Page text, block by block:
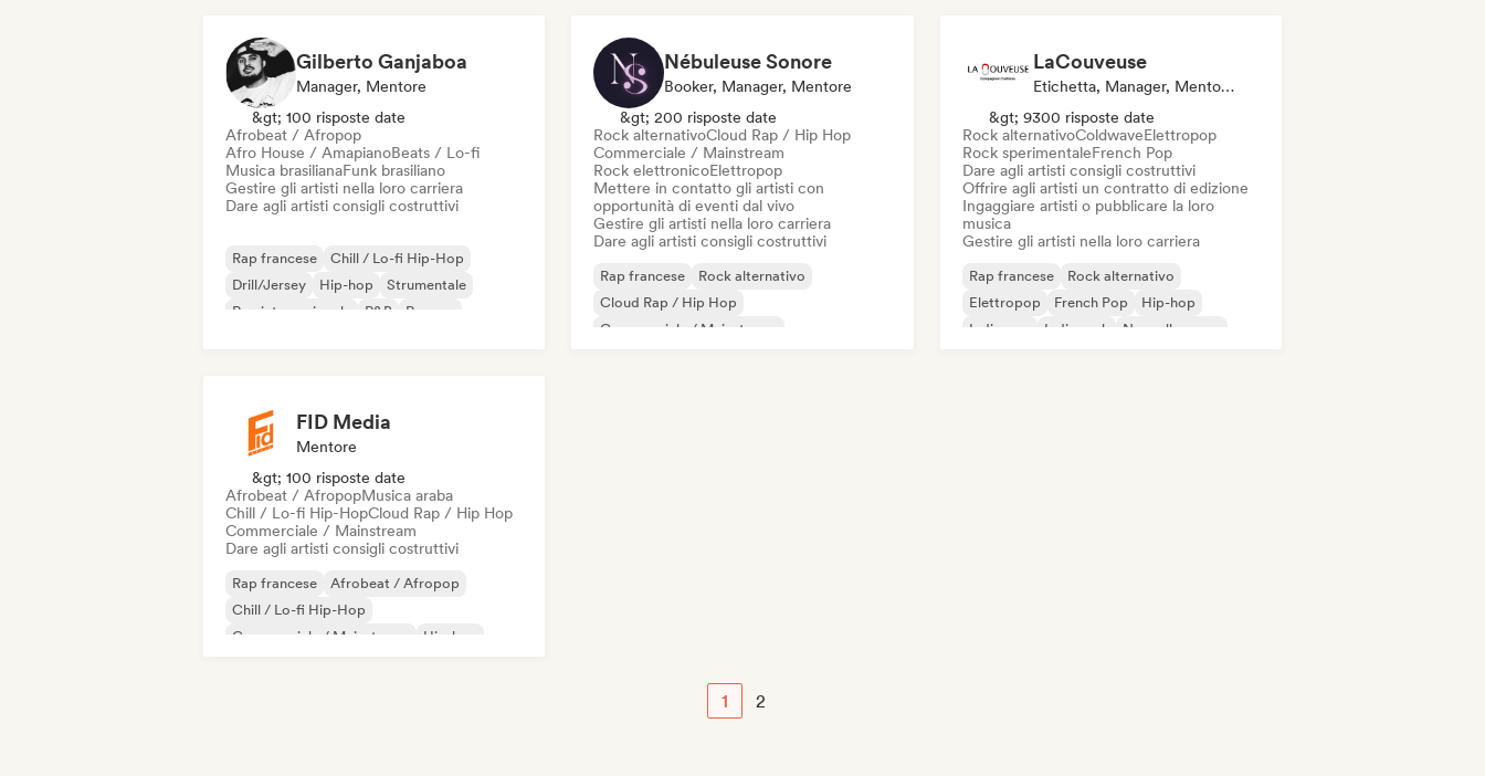
Gilberto Ganjaboa
Manager, Mentore
&gt; 100 risposte date
Afrobeat / Afropop
Afro House / AmapianoBeats / Lo-fi
Musica brasilianaFunk brasiliano
Gestire gli artisti nella loro carriera
Dare agli artisti consigli costruttivi
Rap francese
Chill / Lo-fi Hip-Hop
Drill/Jersey
Hip-hop
Strumentale
Rap internazionale
R&B Reggae
Nébuleuse Sonore
Booker, Manager, Mentore
&gt; 200 risposte date
Rock alternativoCloud Rap / Hip Hop
Commerciale / Mainstream
Rock elettronicoElettropop
Mettere in contatto gli artisti con
opportunità di eventi dal vivo
Gestire gli artisti nella loro carriera
Dare agli artisti consigli costruttivi
Rap francese
Rock alternativo
Cloud Rap / Hip Hop
Commerciale / Mainstream
LaCouveuse
Etichetta, Manager, Mentore, Editore
&gt; 9300 risposte date
Rock alternativoColdwaveElettropop
Rock sperimentaleFrench Pop
Dare agli artisti consigli costruttivi
Offrire agli artisti un contratto di edizione
Ingaggiare artisti o pubblicare la loro
musica
Gestire gli artisti nella loro carriera
Rap francese
Rock alternativo
Elettropop
French Pop
Hip-hop
Indie pop
Indie rock Nouvelle scene
FID Media
Mentore
&gt; 100 risposte date
Afrobeat / AfropopMusica araba
Chill / Lo-fi Hip-HopCloud Rap / Hip Hop
Commerciale / Mainstream
Dare agli artisti consigli costruttivi
Rap francese
Afrobeat / Afropop
Chill / Lo-fi Hip-Hop
Commerciale / Mainstream
Hip-hop
1 2